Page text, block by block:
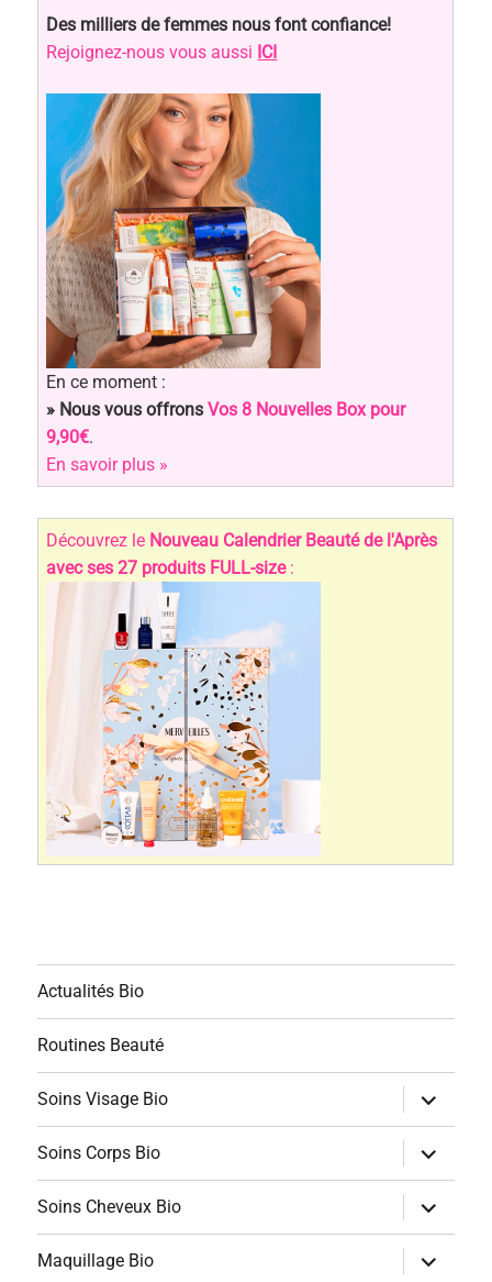
Des milliers de femmes nous font confiance!
Rejoignez-nous vous aussi ICI
En ce moment :
» Nous vous offronsVos 8 Nouvelles Box pour
9,90€.
En savoir plus »
Découvrez le Nouveau Calendrier Beauté de l'Après
avec ses 27 produits FULL-size:
Actualités Bio
Routines Beauté
Soins Visage Bio
ouvrir
le
sous-
menu
Soins Corps Bio
ouvrir
le
sous-
menu
Soins Cheveux Bio
ouvrir
le
sous-
menu
Maquillage Bio
ouvrir
le